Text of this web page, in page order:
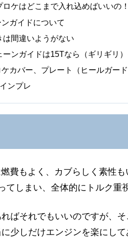
ロケはどこまで入れ込めばいいの
ガイドについて
は間違いようがない
ーンガイドは15Tなら（ギリギリ
ケカバー、プレート（ヒールガー
ンプレ
費もよく、カブらしく素性
てしまい、全体的にトルク重
ばそれでもいいのですが、
少しだけエンジンを楽にし